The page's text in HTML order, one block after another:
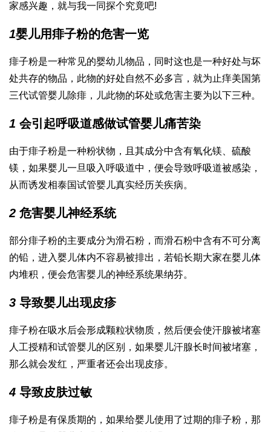
家感兴趣，就与我一同探个究竟吧!
1婴儿用痱子粉的危害一览
痱子粉是一种常见的婴幼儿物品，同时这也是一种好处与坏
处共存的物品，此物的好处自然不必多言，就为止痒美国第
三代试管婴儿除痱，儿此物的坏处或危害主要为以下三种。
1 会引起呼吸道感做试管婴儿痛苦染
由于痱子粉是一种粉状物，且其成分中含有氧化镁、硫酸
镁，如果婴儿一旦吸入呼吸道中，便会导致呼吸道被感染，
从而诱发相泰国试管婴儿真实经历关疾病。
2 危害婴儿神经系统
部分痱子粉的主要成分为滑石粉，而滑石粉中含有不可分离
的铅，进入婴儿体内不容易被排出，若铅长期大家在婴儿体
内堆积，便会危害婴儿的神经系统果纳芬。
3 导致婴儿出现皮疹
痱子粉在吸水后会形成颗粒状物质，然后便会使汗腺被堵塞
人工授精和试管婴儿的区别
，如果婴儿汗腺长时间被堵塞，
那么就会发红，严重者还会出现皮疹。
4 导致皮肤过敏
痱子粉是有保质期的，如果给婴儿使用了过期的痱子粉，那